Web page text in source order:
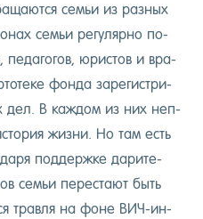
семьи из раз­ных
семьи ре­гуляр­но по­
пе­даго­гов, юрис­тов и вра­
фон­да за­регис­три­
дел. В каж­дом из них неп­
жиз­ни. Но там есть
под­дер­жке да­рите­
семьи пе­рес­та­ют быть
трав­ля на фо­не ВИЧ-ин­